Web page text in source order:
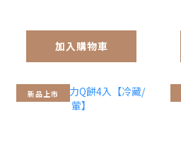
加入購物車
新品上市